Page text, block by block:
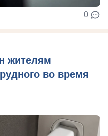
0
жителям
во время